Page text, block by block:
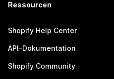
Ressourcen
Shopify Help Center
API-Dokumentation
Shopify Community